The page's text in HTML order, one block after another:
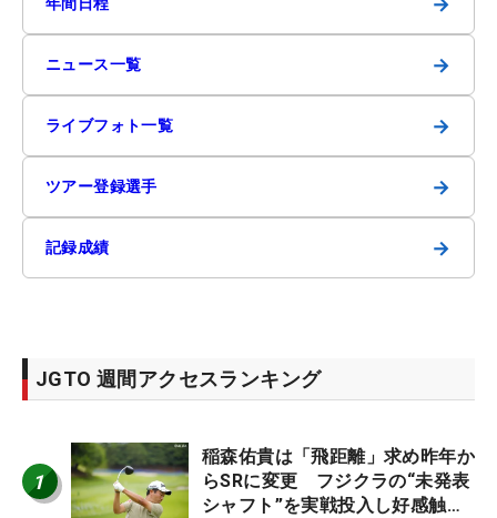
ニュース一覧 →
ライブフォト一覧 →
ツアー登録選手 →
記録成績 →
JGTO 週間アクセスランキング
1
稲森佑貴は「飛距離」求め昨年か
らSRに変更 フジクラの“未発表
シャフト”を実戦投入し好感触